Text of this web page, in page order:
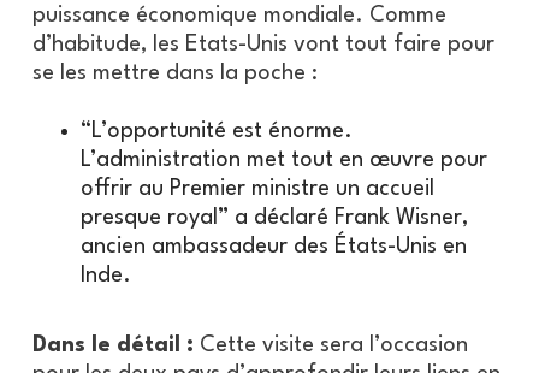
puissance économique mondiale. Comme
d’habitude, les Etats-Unis vont tout faire pour
se les mettre dans la poche :
“L’opportunité est énorme.
L’administration met tout en œuvre pour
offrir au Premier ministre un accueil
presque royal” a déclaré Frank Wisner,
ancien ambassadeur des États-Unis en
Inde.
Dans le détail : Cette visite sera l’occasion